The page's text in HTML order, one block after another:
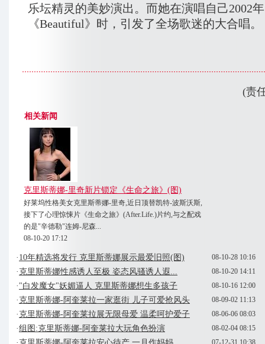
乐坛精灵的美妙演出。而她在演唱自己2002
《Beautiful》时，引发了全场歌迷的大合唱。
(责
相关新闻
克里斯蒂娜-里奇新片锁定《生命之旅》(图)
好莱坞性格美女克里斯蒂娜-里奇,近日顶替凯特-波斯沃斯,
接下了心理惊悚片《生命之旅》(After.Life.)片约,与之配戏
的是"辛德勒"连姆-尼森...
08-10-20 17:12
08-10-28 10:16
·10年精选将发行 克里斯蒂娜展示最爱旧照(图)
08-10-20 14:11
·克里斯蒂娜性感诱人至极 姿态风骚诱人遐...
08-10-16 12:00
·"白发魔女"妖媚逼人 克里斯蒂娜想生多孩子
08-09-02 11:13
·克里斯蒂娜-阿奎莱拉一家逛街 儿子可爱抢风头
08-06-06 08:03
·克里斯蒂娜-阿奎莱拉展无限母爱 温柔呵护爱子
08-02-04 08:15
·组图:克里斯蒂娜-阿奎莱拉大玩角色扮演
07-12-31 10:38